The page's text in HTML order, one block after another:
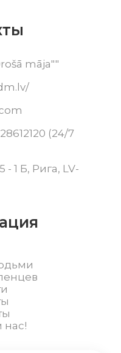
māja""
(24/7
1 Б, Рига, LV-